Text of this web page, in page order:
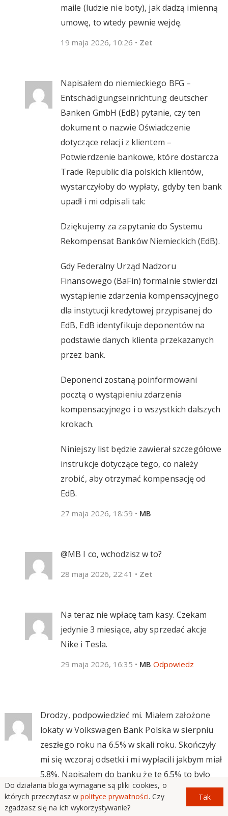
maile (ludzie nie boty), jak dadzą imienną
umowę, to wtedy pewnie wejdę.
19 maja 2026, 10:26 • Zet
Napisałem do niemieckiego BFG –
Entschädigungseinrichtung deutscher
Banken GmbH (EdB) pytanie, czy ten
dokument o nazwie Oświadczenie
dotyczące relacji z klientem –
Potwierdzenie bankowe, które dostarcza
Trade Republic dla polskich klientów,
wystarczyłoby do wypłaty, gdyby ten bank
upadł i mi odpisali tak:
Dziękujemy za zapytanie do Systemu
Rekompensat Banków Niemieckich (EdB).
Gdy Federalny Urząd Nadzoru
Finansowego (BaFin) formalnie stwierdzi
wystąpienie zdarzenia kompensacyjnego
dla instytucji kredytowej przypisanej do
EdB, EdB identyfikuje deponentów na
podstawie danych klienta przekazanych
przez bank.
Deponenci zostaną poinformowani
pocztą o wystąpieniu zdarzenia
kompensacyjnego i o wszystkich dalszych
krokach.
Niniejszy list będzie zawierał szczegółowe
instrukcje dotyczące tego, co należy
zrobić, aby otrzymać kompensację od
EdB.
27 maja 2026, 18:59 • MB
@MB I co, wchodzisz w to?
28 maja 2026, 22:41 • Zet
Na teraz nie wpłacę tam kasy. Czekam
jedynie 3 miesiące, aby sprzedać akcje
Nike i Tesla.
29 maja 2026, 16:35 • MB Odpowiedz
Drodzy, podpowiedzieć mi. Miałem założone
lokaty w Volkswagen Bank Polska w sierpniu
zeszłego roku na 6.5% w skali roku. Skończyły
mi się wczoraj odsetki i mi wypłacili jakbym miał
5.8%. Napisałem do banku że te 6.5% to było
oprocentowanie zmienne i z tabelą z dnia
02.09.2025 zmieniono oprocentowanie na 5.8
Do działania bloga wymagane są pliki cookies, o
których przeczytasz wpolityce prywatności. Czy
zgadzasz się na ich wykorzystywanie?
Tak